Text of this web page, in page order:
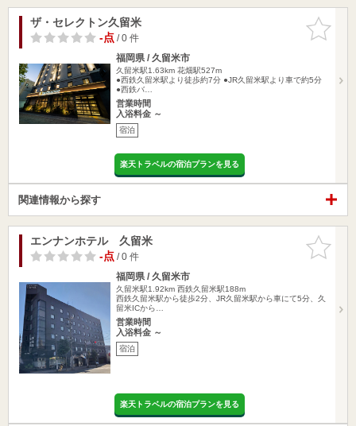
お気に入
りに追加
ザ・セレクトン久留米
-点/ 0 件
福岡県 / 久留米市
久留米駅1.63km 花畑駅527m
●西鉄久留米駅より徒歩約7分 ●JR久留米駅より車で約5分
●西鉄バ…
営業時間
入浴料金 ～
宿泊
楽天トラベルの宿泊プランを見る
関連情報から探す
お気に入
りに追加
エンナンホテル 久留米
-点/ 0 件
福岡県 / 久留米市
久留米駅1.92km 西鉄久留米駅188m
西鉄久留米駅から徒歩2分、JR久留米駅から車にて5分、久
留米ICから…
営業時間
入浴料金 ～
宿泊
楽天トラベルの宿泊プランを見る